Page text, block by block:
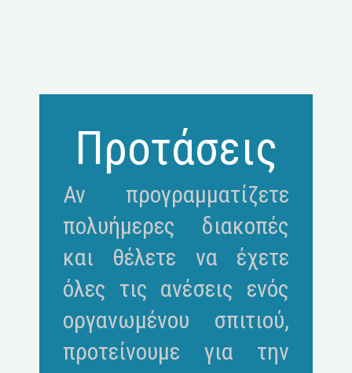
Προτάσεις
Αν προγραμματίζετε
πολυήμερες διακοπές
και θέλετε να έχετε
όλες τις ανέσεις ενός
οργανωμένου σπιτιού,
προτείνουμε για την